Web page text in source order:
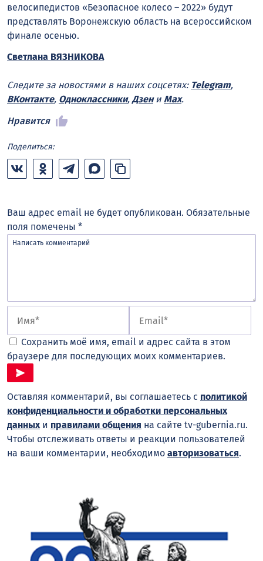
велосипедистов «Безопасное колесо – 2022» будут
представлять Воронежскую область на всероссийском
финале осенью.
Светлана ВЯЗНИКОВА
Следите за новостями в наших соцсетях: Telegram,
ВКонтакте, Одноклассники, Дзени Max.
Нравится
Поделиться:
Ваш адрес email не будет опубликован. Обязательные
поля помечены *
Сохранить моё имя, email и адрес сайта в этом
браузере для последующих моих комментариев.
Оставляя комментарий, вы соглашаетесь с политикой
конфиденциальности и обработки персональных
данныхи правилами общения на сайте tv-gubernia.ru.
Чтобы отслеживать ответы и реакции пользователей
на ваши комментарии, необходимо авторизоваться.